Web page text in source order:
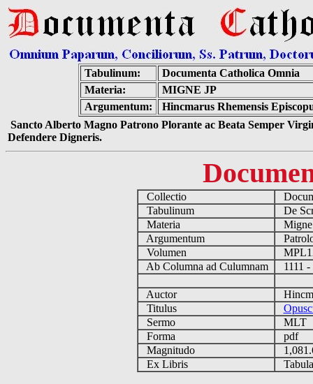
Tabulinum:
Documenta Catholica Omnia
Materia:
MIGNE JP
Argumentum:
Hincmarus Rhemensis
Sancto Alberto Magno Patrono Plorante ac Beata Semper
Defendere Digneris.
Collectio
Tabulinum
De
Materia
Argumentum
Volumen
Ab Columna ad Culumnam
1111
Auctor
Titulus
Sermo
MLT
Forma
pdf
Magnitudo
Ex Libris